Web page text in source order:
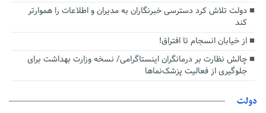
دولت تلاش کرد دسترسی خبرنگاران به مدیران و اطلاعات را هموارتر
کند
از خیابان انسجام تا افتراق!
چالش نظارت بر درمانگران اینستاگرامی/ نسخه وزارت بهداشت برای
جلوگیری از فعالیت پزشک‌نماها
دولت